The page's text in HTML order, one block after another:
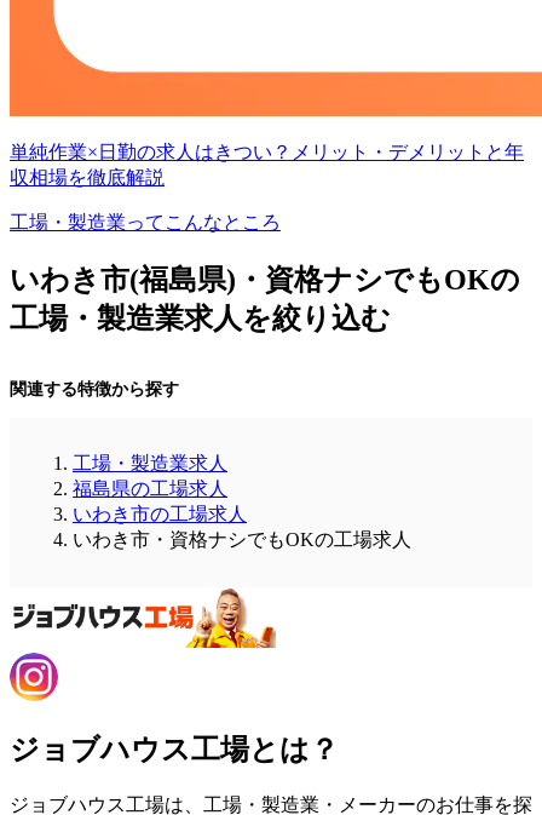
単純作業×日勤の求人はきつい？メリット・デメリットと年
収相場を徹底解説
工場・製造業ってこんなところ
いわき市(福島県)・資格ナシでもOKの
工場・製造業求人を絞り込む
関連する特徴から探す
工場・製造業求人
福島県の工場求人
いわき市の工場求人
いわき市・資格ナシでもOKの工場求人
ジョブハウス工場とは？
ジョブハウス工場は、工場・製造業・メーカーのお仕事を探